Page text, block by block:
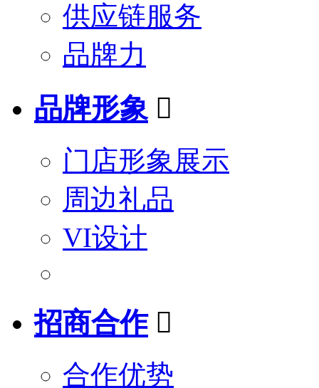
供应链服务
品牌力
品牌形象 
门店形象展示
周边礼品
VI设计
招商合作 
合作优势